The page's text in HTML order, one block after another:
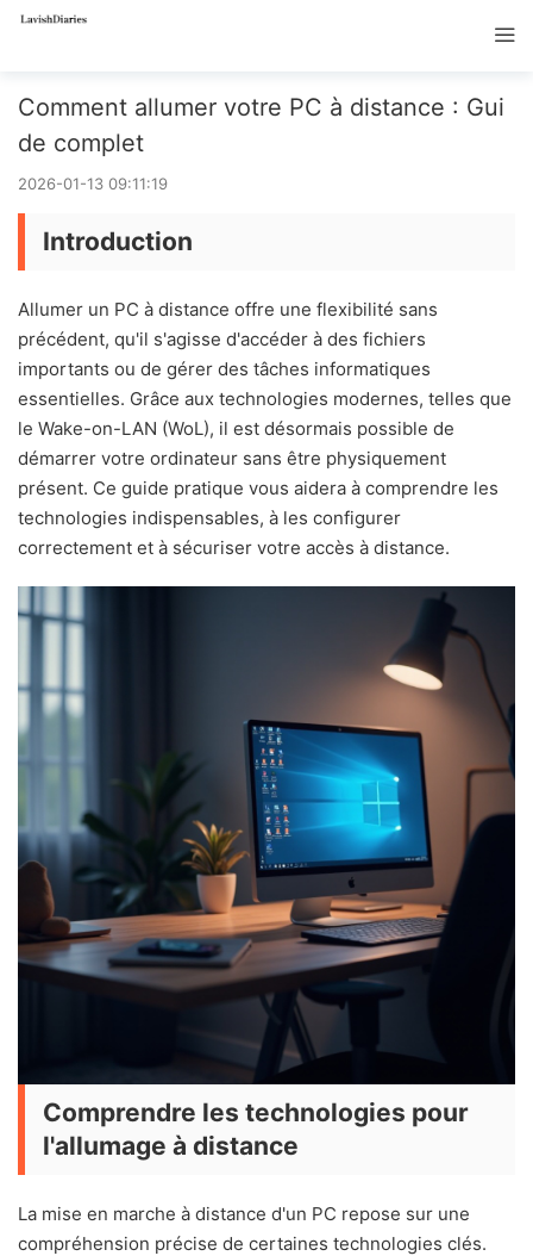
Comment allumer votre PC à distance : Gui
de complet
2026-01-13 09:11:19
Introduction
Allumer un PC à distance offre une flexibilité sans
précédent, qu'il s'agisse d'accéder à des fichiers
importants ou de gérer des tâches informatiques
essentielles. Grâce aux technologies modernes, telles que
le Wake-on-LAN (WoL), il est désormais possible de
démarrer votre ordinateur sans être physiquement
présent. Ce guide pratique vous aidera à comprendre les
technologies indispensables, à les configurer
correctement et à sécuriser votre accès à distance.
Comprendre les technologies pour
l'allumage à distance
La mise en marche à distance d'un PC repose sur une
compréhension précise de certaines technologies clés.